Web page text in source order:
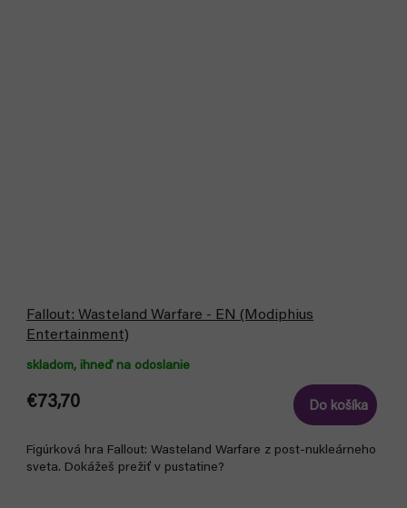
Fallout: Wasteland Warfare - EN (Modiphius
Entertainment)
skladom, ihneď na odoslanie
€73,70 Do košíka
Figúrková hra Fallout: Wasteland Warfare z post-nukleárneho
sveta. Dokážeš prežiť v pustatine?